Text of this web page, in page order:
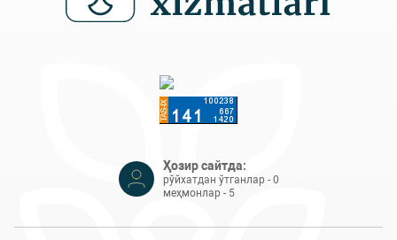
Ҳозир сайтда:
рўйхатдан ўтганлар - 0
меҳмонлар - 5